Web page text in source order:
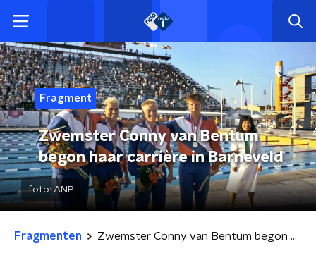
Fragment
Zwemster Conny van Bentum
begon haar carrière in Barneveld
foto: ANP
Fragmenten Zwemster Conny van Bentum begon haar carrière in Barneveld